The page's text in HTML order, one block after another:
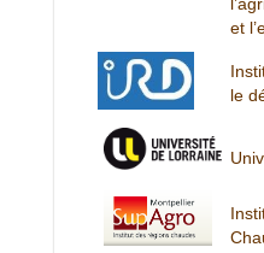
et
le